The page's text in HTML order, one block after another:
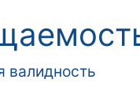
валидность